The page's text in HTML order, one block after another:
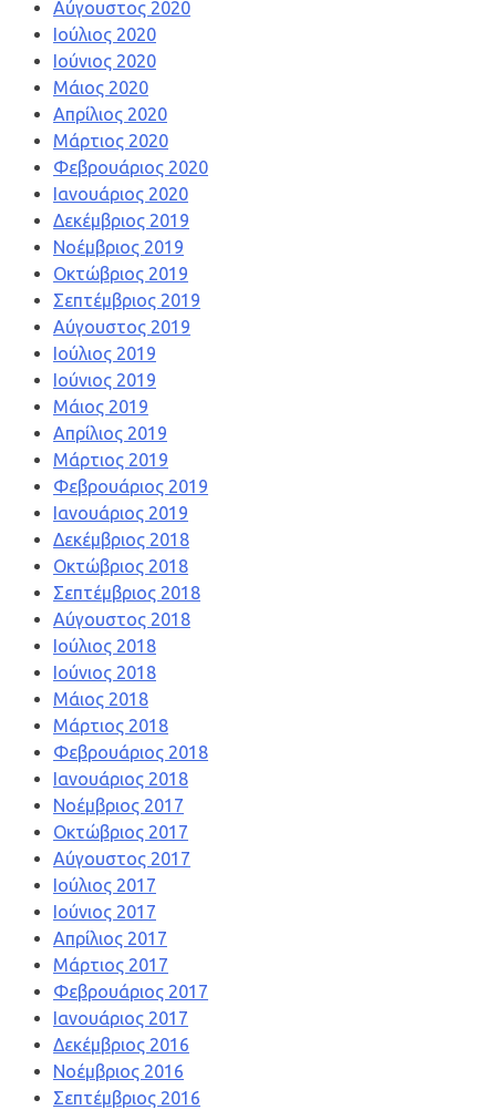
Αύγουστος 2020
Ιούλιος 2020
Ιούνιος 2020
Μάιος 2020
Απρίλιος 2020
Μάρτιος 2020
Φεβρουάριος 2020
Ιανουάριος 2020
Δεκέμβριος 2019
Νοέμβριος 2019
Οκτώβριος 2019
Σεπτέμβριος 2019
Αύγουστος 2019
Ιούλιος 2019
Ιούνιος 2019
Μάιος 2019
Απρίλιος 2019
Μάρτιος 2019
Φεβρουάριος 2019
Ιανουάριος 2019
Δεκέμβριος 2018
Οκτώβριος 2018
Σεπτέμβριος 2018
Αύγουστος 2018
Ιούλιος 2018
Ιούνιος 2018
Μάιος 2018
Μάρτιος 2018
Φεβρουάριος 2018
Ιανουάριος 2018
Νοέμβριος 2017
Οκτώβριος 2017
Αύγουστος 2017
Ιούλιος 2017
Ιούνιος 2017
Απρίλιος 2017
Μάρτιος 2017
Φεβρουάριος 2017
Ιανουάριος 2017
Δεκέμβριος 2016
Νοέμβριος 2016
Σεπτέμβριος 2016